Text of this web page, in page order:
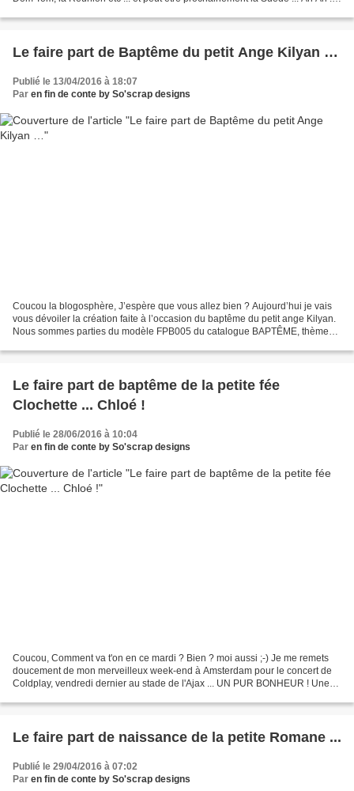
Le faire part de Baptême du petit Ange Kilyan …
Publié le 13/04/2016 à 18:07
Par en fin de conte by So'scrap designs
Coucou la blogosphère, J’espère que vous allez bien ? Aujourd’hui je vais
vous dévoiler la création faite à l’occasion du baptême du petit ange Kilyan.
Nous sommes parties du modèle FPB005 du catalogue BAPTÊME, thème
Le faire part de baptême de la petite fée
Clochette ... Chloé !
Publié le 28/06/2016 à 10:04
Par en fin de conte by So'scrap designs
Coucou, Comment va t'on en ce mardi ? Bien ? moi aussi ;-) Je me remets
doucement de mon merveilleux week-end à Amsterdam pour le concert de
Coldplay, vendredi dernier au stade de l'Ajax ... UN PUR BONHEUR ! Une
Le faire part de naissance de la petite Romane ...
Publié le 29/04/2016 à 07:02
Par en fin de conte by So'scrap designs